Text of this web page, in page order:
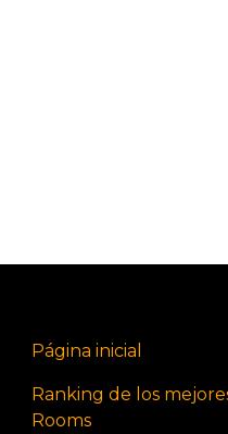
Página inicial
Ranking de los
Rooms